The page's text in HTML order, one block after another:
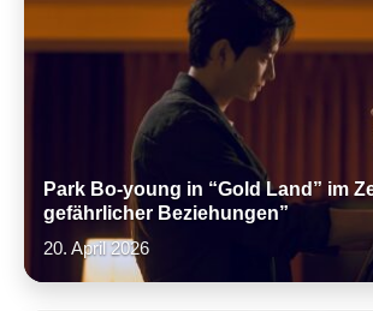
Park Bo-young in “Gold Land” im
gefährlicher Beziehungen”
20. April 2026